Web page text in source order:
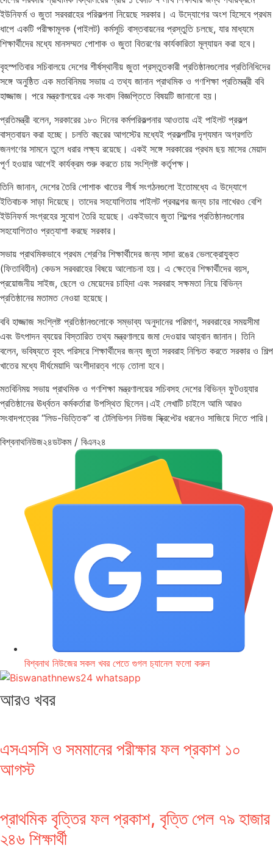
ইউনিফর্ম ও জুতা সরবরাহের পরিকল্পনা নিয়েছে সরকার। এ উদ্যোগের অংশ হিসেবে প্রথম
ধাপে একটি পরীক্ষামূলক (পাইলট) কর্মসূচি বাস্তবায়নের প্রস্তুতি চলছে, যার মাধ্যমে
শিক্ষার্থীদের মধ্যে মানসম্মত পোশাক ও জুতা বিতরণের কার্যকারিতা মূল্যায়ন করা হবে।
বৃহস্পতিবার সচিবালয়ে দেশের শীর্ষস্থানীয় জুতা প্রস্তুতকারী প্রতিষ্ঠানগুলোর প্রতিনিধিদের
সঙ্গে অনুষ্ঠিত এক মতবিনিময় সভায় এ তথ্য জানান প্রাথমিক ও গণশিক্ষা প্রতিমন্ত্রী ববি
হাজ্জাজ। পরে মন্ত্রণালয়ের এক সংবাদ বিজ্ঞপ্তিতে বিষয়টি জানানো হয়।
প্রতিমন্ত্রী বলেন, সরকারের ১৮০ দিনের কর্মপরিকল্পনার আওতায় এই পাইলট প্রকল্প
বাস্তবায়ন করা হচ্ছে। চলতি বছরের আগস্টের মধ্যেই প্রকল্পটির দৃশ্যমান অগ্রগতি
জনগণের সামনে তুলে ধরার লক্ষ্য রয়েছে। একই সঙ্গে সরকারের প্রথম ছয় মাসের মেয়াদ
পূর্ণ হওয়ার আগেই কার্যক্রম শুরু করতে চায় সংশ্লিষ্ট কর্তৃপক্ষ।
তিনি জানান, দেশের তৈরি পোশাক খাতের শীর্ষ সংগঠনগুলো ইতোমধ্যে এ উদ্যোগে
ইতিবাচক সাড়া দিয়েছে। তাদের সহযোগিতায় পাইলট প্রকল্পের জন্য চার লাখেরও বেশি
ইউনিফর্ম সংগ্রহের সুযোগ তৈরি হয়েছে। একইভাবে জুতা শিল্পের প্রতিষ্ঠানগুলোর
সহযোগিতাও প্রত্যাশা করছে সরকার।
সভায় প্রাথমিকভাবে প্রথম শ্রেণির শিক্ষার্থীদের জন্য সাদা রঙের ভেলক্রোযুক্ত
(ফিতাবিহীন) কেডস সরবরাহের বিষয়ে আলোচনা হয়। এ ক্ষেত্রে শিক্ষার্থীদের বয়স,
প্রয়োজনীয় সাইজ, ছেলে ও মেয়েদের চাহিদা এবং সরবরাহ সক্ষমতা নিয়ে বিভিন্ন
প্রতিষ্ঠানের মতামত নেওয়া হয়েছে।
ববি হাজ্জাজ সংশ্লিষ্ট প্রতিষ্ঠানগুলোকে সম্ভাব্য অনুদানের পরিমাণ, সরবরাহের সময়সীমা
এবং উৎপাদন ব্যয়ের বিস্তারিত তথ্য মন্ত্রণালয়ে জমা দেওয়ার আহ্বান জানান। তিনি
বলেন, ভবিষ্যতে বৃহৎ পরিসরে শিক্ষার্থীদের জন্য জুতা সরবরাহ নিশ্চিত করতে সরকার ও শিল্প
খাতের মধ্যে দীর্ঘমেয়াদি অংশীদারত্ব গড়ে তোলা হবে।
মতবিনিময় সভায় প্রাথমিক ও গণশিক্ষা মন্ত্রণালয়ের সচিবসহ দেশের বিভিন্ন ফুটওয়্যার
প্রতিষ্ঠানের ঊর্ধ্বতন কর্মকর্তারা উপস্থিত ছিলেন।এই লেখাটি চাইলে আমি আরও
সংবাদপত্রের “লিড-ভিত্তিক” বা টেলিভিশন নিউজ স্ক্রিপ্টের ধরনেও সাজিয়ে দিতে পারি।
বিশ্বনাথনিউজ২৪ডটকম / বিএন২৪
বিশ্বনাথ নিউজের সকল খবর পেতে গুগল চ‌্যানেল ফলো করুন
আরও খবর
এসএসসি ও সমমানের পরীক্ষার ফল প্রকাশ ১০
আগস্ট
প্রাথমিক বৃত্তির ফল প্রকাশ, বৃত্তি পেল ৭৯ হাজার
২৪৬ শিক্ষার্থী